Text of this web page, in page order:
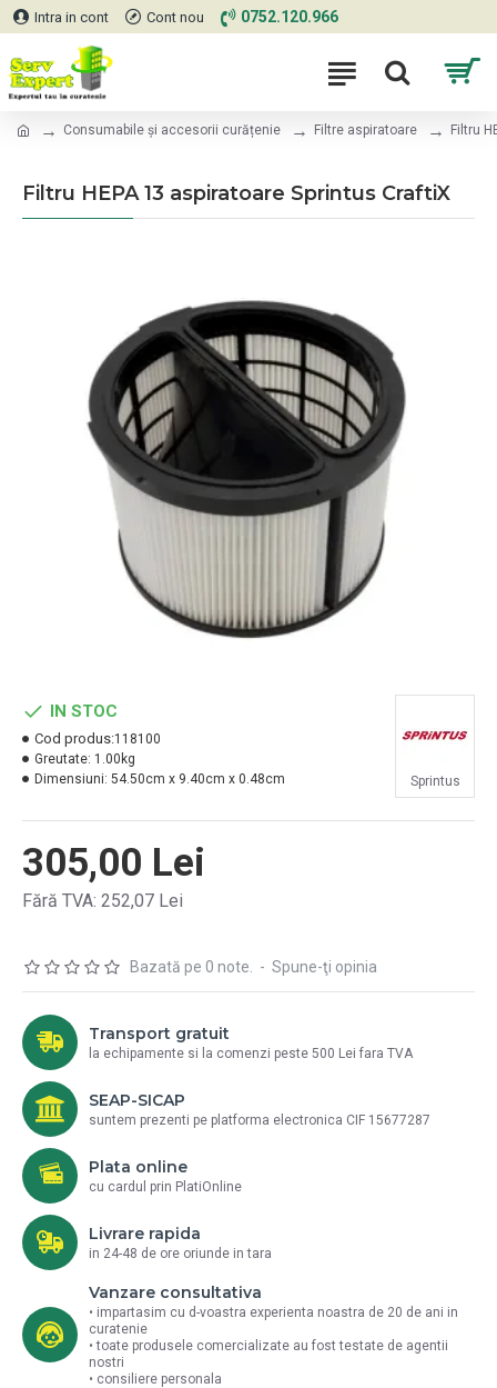
Intra in cont Cont nou 0752.120.966
Consumabile și accesorii curățenie Filtre aspiratoare Filtru
Filtru HEPA 13 aspiratoare Sprintus CraftiX
Bazată pe 0 note. - Spune-ţi opinia
305,00 Lei
Fără TVA: 252,07 Lei
IN STOC
Cod produs:118100
Greutate: 1.00kg
Dimensiuni: 54.50cm x 9.40cm x 0.48cm Sprintus
Transport gratuit
la echipamente si la comenzi peste 500 Lei fara TVA
SEAP-SICAP
suntem prezenti pe platforma electronica CIF 15677287
Plata online
cu cardul prin PlatiOnline
Livrare rapida
in 24-48 de ore oriunde in tara
Vanzare consultativa
• impartasim cu d-voastra experienta noastra de 20 de ani in
curatenie
• toate produsele comercializate au fost testate de agentii
nostri
• consiliere personala